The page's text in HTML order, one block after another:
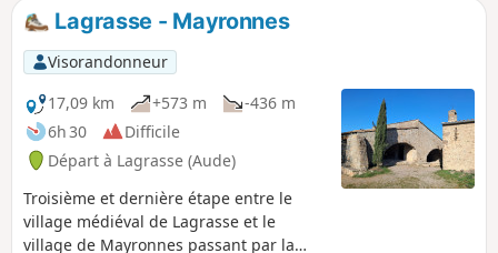
Lagrasse - Mayronnes
Visorandonneur
17,09 km
+573 m
-436 m
6h 30
Difficile
Départ à Lagrasse (Aude)
Troisième et dernière étape entre le
village médiéval de Lagrasse et le
village de Mayronnes passant par la